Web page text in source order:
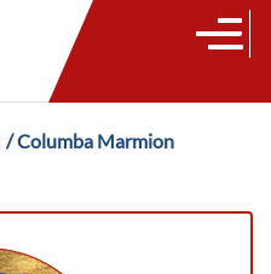
/ Columba Marmion